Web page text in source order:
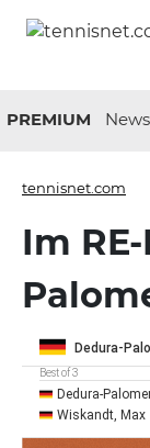
PREMIUM News
tennisnet.com
Im
Dedura-
Best of 3
Dedura-
Wiskandt, Max